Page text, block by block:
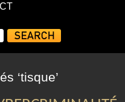
‘tisque’